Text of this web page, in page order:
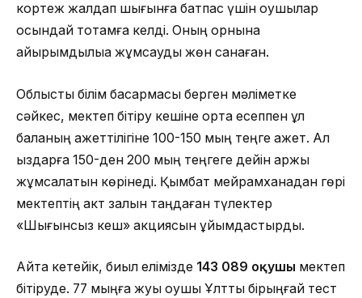
кортеж жалдап шығынға батпас үшін оқушылар
осындай тоқтамға келді. Оның орнына
қайырымдылыққа жұмсауды жөн санаған.
Облыстық білім басқармасы берген мәліметке
сәйкес, мектеп бітіру кешіне орта есеппен ұл
баланың қажеттілігіне 100-150 мың теңге қажет. Ал
қыздарға 150-ден 200 мың теңгеге дейін қаржы
жұмсалатын көрінеді. Қымбат мейрамханадан гөрі
мектептің акт залын таңдаған түлектер
«Шығынсыз кеш» акциясын ұйымдастырды.
Айта кетейік, биыл елімізде 143 089 оқушы мектеп
бітіруде. 77 мыңға жуық оқушы Ұлттық бірыңғай тест